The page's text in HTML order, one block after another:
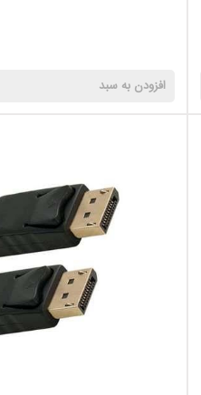
افزودن به سبد